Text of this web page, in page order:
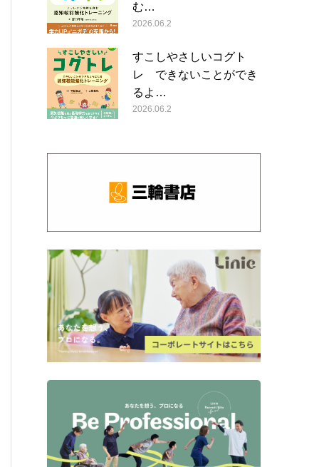
む…
2026.06.2
すこしやさしいコグト
レ できないことができ
るよ…
2026.06.2